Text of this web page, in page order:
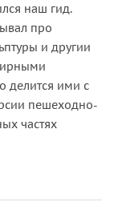
наш гид.
про
и другии
делится ими с
пешеходно-
частях